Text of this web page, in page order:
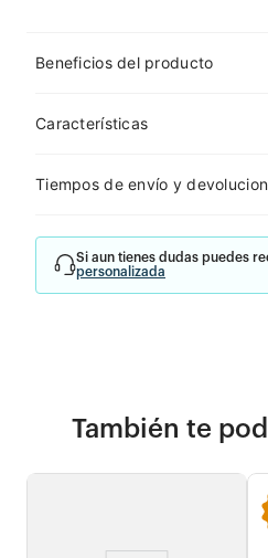
Beneficios del producto
Características
Tiempos de envío y
Si aun tienes dudas puedes
personalizada
También te